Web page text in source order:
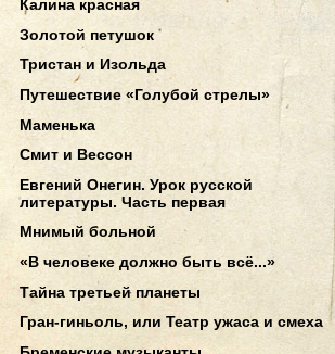
Калина красная
Золотой петушок
Тристан и Изольда
Путешествие «Голубой стрелы»
Маменька
Смит и Вессон
Евгений Онегин. Урок русской
литературы. Часть первая
Мнимый больной
«В человеке должно быть всё...»
Тайна третьей планеты
Гран-гиньоль, или Театр ужаса и смеха